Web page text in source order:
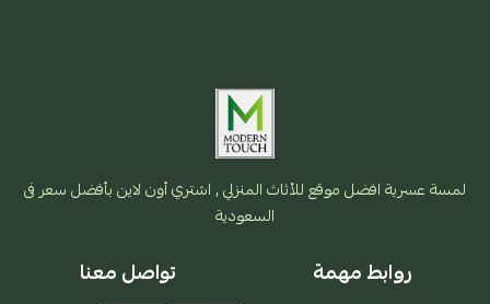
لمسة عسرية افضل موقع للأثاث المنزلي , اشتري أون لاين بأفضل سعر فى
السعودية
روابط مهمة تواصل معنا